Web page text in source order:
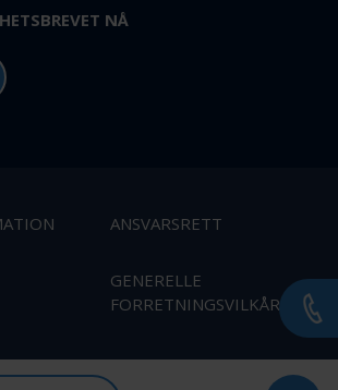
NÅ
ANSVARSRETT
GENERELLE
FORRETNINGSVILKÅR